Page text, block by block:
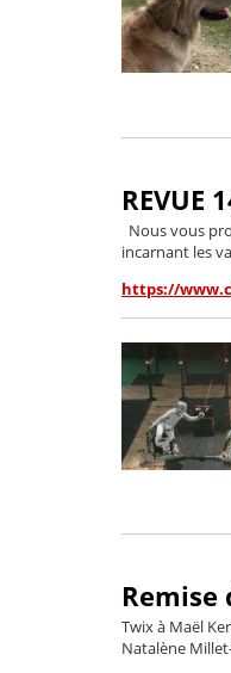
REVUE
Nous vous
incarnant les
https://
Remise
Twix à Maël
Natalène